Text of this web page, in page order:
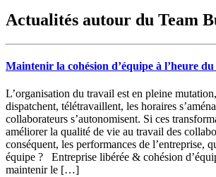
Actualités autour du Team
Maintenir la cohésion d’équipe à l’heure
L’organisation du travail est en pleine
dispatchent, télétravaillent, les horaires
collaborateurs s’autonomisent. Si ces
améliorer la qualité de vie au travail des
conséquent, les performances de l’entreprise,
équipe ? Entreprise libérée & cohésion
maintenir le […]